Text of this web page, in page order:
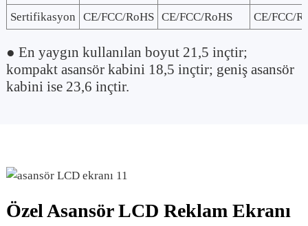
Sertifikasyon CE/FCC/RoHS CE/FCC/RoHS CE/FCC/
● En yaygın kullanılan boyut 21,5 inçtir;
kompakt asansör kabini 18,5 inçtir; geniş asansör
kabini ise 23,6 inçtir.
Özel Asansör LCD Reklam Ekranı